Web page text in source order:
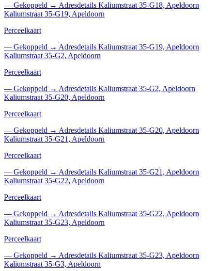
— Gekoppeld → Adresdetails Kaliumstraat 35-G18, Apeldoorn
Kaliumstraat 35-G19, Apeldoorn
Perceelkaart
— Gekoppeld → Adresdetails Kaliumstraat 35-G19, Apeldoorn
Kaliumstraat 35-G2, Apeldoorn
Perceelkaart
— Gekoppeld → Adresdetails Kaliumstraat 35-G2, Apeldoorn
Kaliumstraat 35-G20, Apeldoorn
Perceelkaart
— Gekoppeld → Adresdetails Kaliumstraat 35-G20, Apeldoorn
Kaliumstraat 35-G21, Apeldoorn
Perceelkaart
— Gekoppeld → Adresdetails Kaliumstraat 35-G21, Apeldoorn
Kaliumstraat 35-G22, Apeldoorn
Perceelkaart
— Gekoppeld → Adresdetails Kaliumstraat 35-G22, Apeldoorn
Kaliumstraat 35-G23, Apeldoorn
Perceelkaart
— Gekoppeld → Adresdetails Kaliumstraat 35-G23, Apeldoorn
Kaliumstraat 35-G3, Apeldoorn